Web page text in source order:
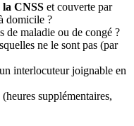
la CNSS et couverte par
domicile ?
de maladie ou de congé ?
ne le sont pas (par
interlocuteur joignable en
supplémentaires,